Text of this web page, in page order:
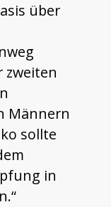
über
zweiten
Männern
sollte
in